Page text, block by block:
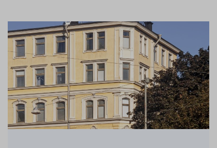
Senaatti 20150821 Ratakatu 3, Helsinki